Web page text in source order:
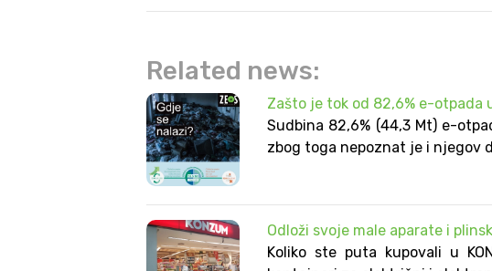
Related news:
Zašto je tok od 82,6% e-otpada
Sudbina 82,6% (44,3 Mt) e-
zbog toga nepoznat je i njegov
Odloži svoje male aparate i
Koliko ste puta kupovali u